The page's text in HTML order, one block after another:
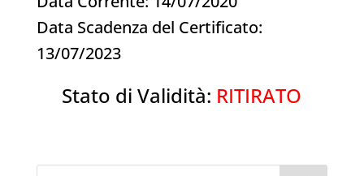
Data Scadenza del Certificato:
13/07/2023
Stato di Validità: RITIRATO